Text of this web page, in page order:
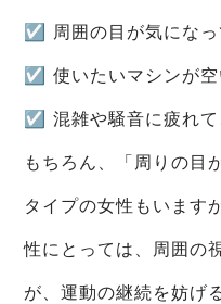
☑ 周囲の目が気になっ
☑ 使いたいマシンが空
☑ 混雑や騒音に疲れて
もちろん、「周りの目
タイプの女性もいます
性にとっては、周囲の
が、運動の継続を妨げ